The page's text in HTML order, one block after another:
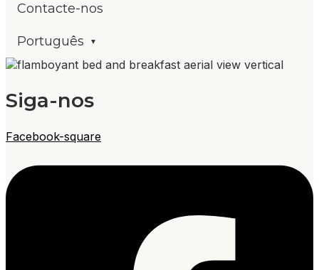
Contacte-nos
Português
Siga-nos
Facebook-square